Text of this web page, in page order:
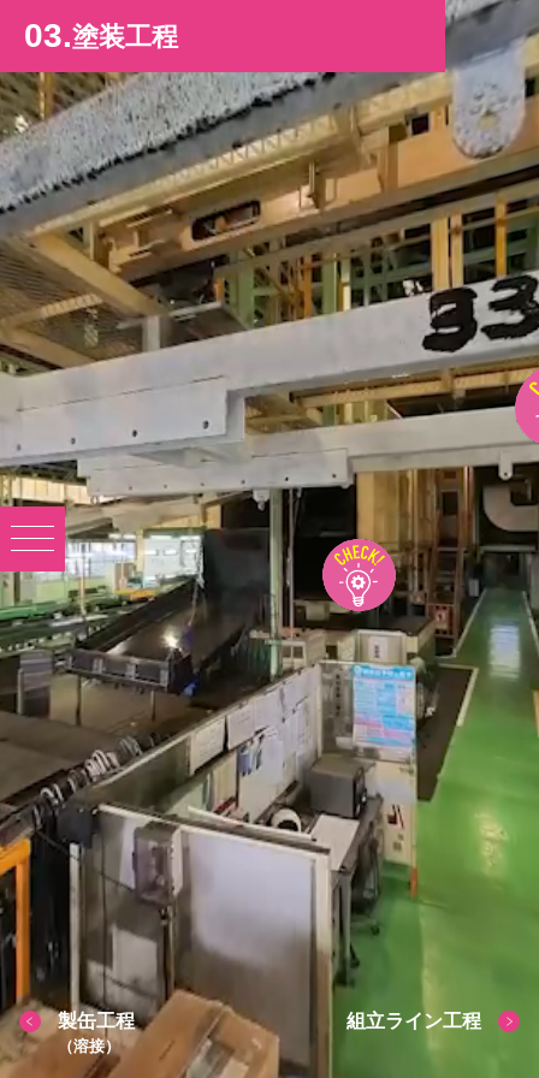
03.塗装工程
製缶工程
（溶接）
組立ライン工程